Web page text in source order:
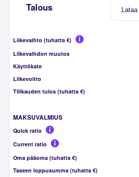
Talous
Liikevaihto (tuhatta €)
Liikevaihdon muutos
Käyttökate
Liikevoitto
Tilikauden tulos (tuhatta €)
MAKSUVALMIUS
Quick ratio
Current ratio
Oma pääoma (tuhatta €)
Taseen loppusumma (tuhatta €)